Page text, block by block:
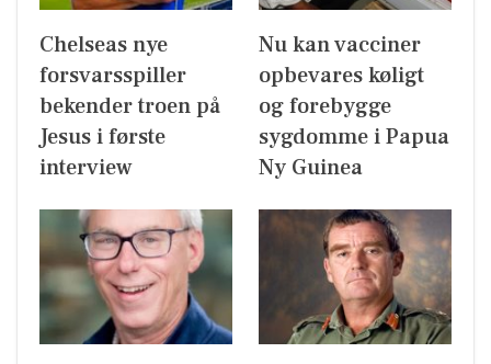
Chelseas nye
forsvarsspiller
bekender troen på
Jesus i første
interview
Nu kan vacciner
opbevares køligt
og forebygge
sygdomme i Papua
Ny Guinea